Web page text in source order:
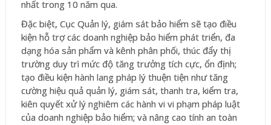
nhất trong 10 năm qua.
Đặc biệt, Cục Quản lý, giám sát bảo hiểm sẽ tạo điều
kiện hỗ trợ các doanh nghiệp bảo hiểm phát triển, đa
dạng hóa sản phẩm và kênh phân phối, thúc đẩy thị
trường duy trì mức độ tăng trưởng tích cực, ổn định;
tạo điều kiện hành lang pháp lý thuện tiện như tăng
cường hiệu quả quản lý, giám sát, thanh tra, kiểm tra,
kiên quyết xử lý nghiêm các hành vi vi phạm pháp luật
của doanh nghiệp bảo hiểm; và nâng cao tính an toàn